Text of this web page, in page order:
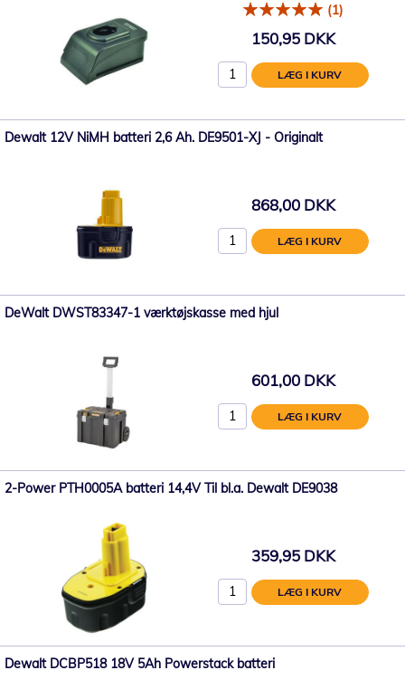
(1)
150,95 DKK
LÆG I KURV
Dewalt 12V NiMH batteri 2,6 Ah. DE9501-XJ - Originalt
868,00 DKK
LÆG I KURV
DeWalt DWST83347-1 værktøjskasse med hjul
601,00 DKK
LÆG I KURV
2-Power PTH0005A batteri 14,4V Til bl.a. Dewalt DE9038
359,95 DKK
LÆG I KURV
Dewalt DCBP518 18V 5Ah Powerstack batteri